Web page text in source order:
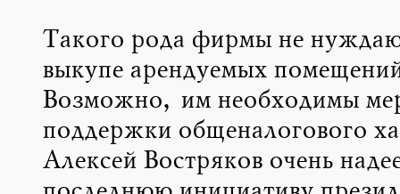
Такого рода фирмы не
выкупе арендуемых
Возможно, им необходимы
поддержки общеналогового
Алексей Востряков очень